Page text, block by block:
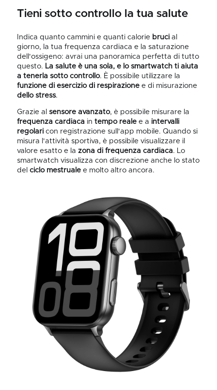
Tieni sotto controllo la tua salute
Indica quanto cammini e quanti calorie bruci al
giorno, la tua frequenza cardiaca e la saturazione
dell'ossigeno: avrai una panoramica perfetta di tutto
questo. La salute è una sola, e lo smartwatch ti aiuta
a tenerla sotto controllo. È possibile utilizzare la
funzione di esercizio di respirazione e di misurazione
dello stress.
Grazie al sensore avanzato, è possibile misurare la
frequenza cardiaca in tempo reale e a intervalli
regolari con registrazione sull'app mobile. Quando si
misura l'attività sportiva, è possibile visualizzare il
valore esatto e la zona di frequenza cardiaca. Lo
smartwatch visualizza con discrezione anche lo stato
del ciclo mestruale e molto altro ancora.